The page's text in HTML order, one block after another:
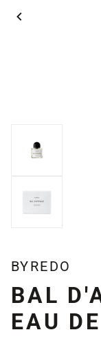
BYREDO
BAL
EAU